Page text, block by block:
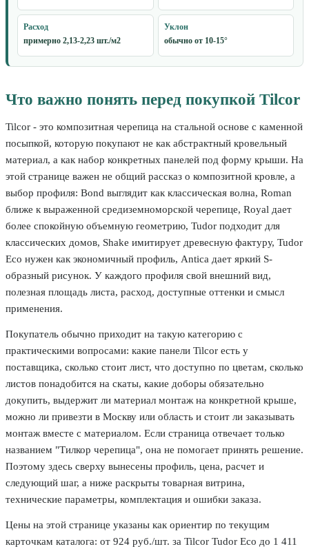
Расход
примерно 2,13-2,23 шт./м2
Уклон
обычно от 10-15°
Что важно понять перед покупкой Tilcor
Tilcor - это композитная черепица на стальной основе с каменной
посыпкой, которую покупают не как абстрактный кровельный
материал, а как набор конкретных панелей под форму крыши. На
этой странице важен не общий рассказ о композитной кровле, а
выбор профиля: Bond выглядит как классическая волна, Roman
ближе к выраженной средиземноморской черепице, Royal дает
более спокойную объемную геометрию, Tudor подходит для
классических домов, Shake имитирует древесную фактуру, Tudor
Eco нужен как экономичный профиль, Antica дает яркий S-
образный рисунок. У каждого профиля свой внешний вид,
полезная площадь листа, расход, доступные оттенки и смысл
применения.
Покупатель обычно приходит на такую категорию с
практическими вопросами: какие панели Tilcor есть у
поставщика, сколько стоит лист, что доступно по цветам, сколько
листов понадобится на скаты, какие доборы обязательно
докупить, выдержит ли материал монтаж на конкретной крыше,
можно ли привезти в Москву или область и стоит ли заказывать
монтаж вместе с материалом. Если страница отвечает только
названием "Тилкор черепица", она не помогает принять решение.
Поэтому здесь сверху вынесены профиль, цена, расчет и
следующий шаг, а ниже раскрыты товарная витрина,
технические параметры, комплектация и ошибки заказа.
Цены на этой странице указаны как ориентир по текущим
карточкам каталога: от 924 руб./шт. за Tilcor Tudor Eco до 1 411